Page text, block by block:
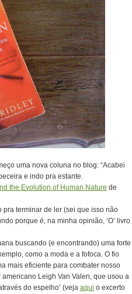
uma nova coluna no blog: “Acabei
e indo pra estante.
the Evolution of Human Nature de
pra terminar de ler (sei que isso não
porque é, na minha opinião, ‘O’ livro
buscando (e encontrando) uma forte
como a moda e a fofoca. O fio
mais eficiente para combater nosso
Leigh Van Valen, que usou a
do espelho’ (veja aqui o excerto